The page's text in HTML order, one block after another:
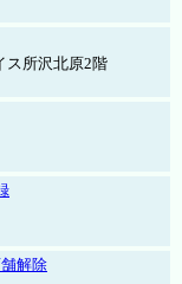
ス所沢北原2階
解除